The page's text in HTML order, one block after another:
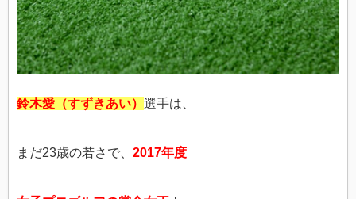
鈴木愛（すずきあい） 選手は、
まだ23歳の若さで、 2017年度